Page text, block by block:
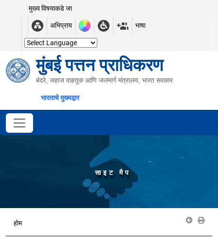
मुख्य विषयाकडे जा
अभिप्राय भाषा
मुंबई पत्तन प्राधिकरण
बंदरे, जहाज वाहतूक आणि जलमार्ग मंत्रालय, भारत सरकार
भारताचे मुख्यद्वार
साइट मैप
होम